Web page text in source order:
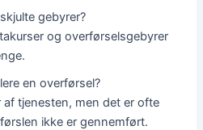
gebyrer?
og overførselsgebyrer
en overførsel?
tjenesten, men det er ofte
ikke er gennemført.